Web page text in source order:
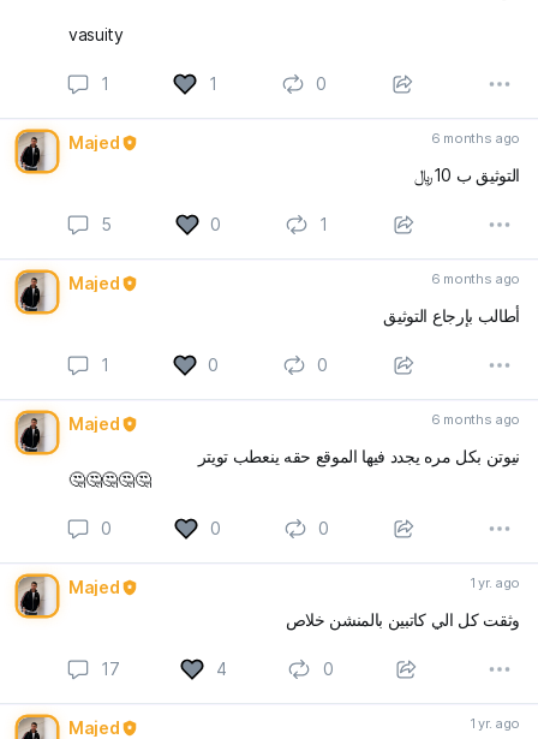
vasuity
1 1 0
Majed 6 months ago
التوثيق ب 10﷼
5 0 1
Majed 6 months ago
أطالب بإرجاع التوثيق
1 0 0
Majed 6 months ago
نيوتن بكل مره يجدد فيها الموقع حقه ينعطب تويتر
🤔🤔🤔🤔🤔
0 0 0
Majed 1 yr. ago
وثقت كل الي كاتبين بالمنشن خلاص
17 4 0
Majed 1 yr. ago